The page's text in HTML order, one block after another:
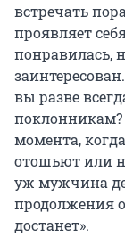
встречать
проявляет
понравилась,
вы разве
момента,
отошьют или
уж мужчина
продолжения
достанет».